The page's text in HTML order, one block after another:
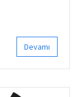
Devamı